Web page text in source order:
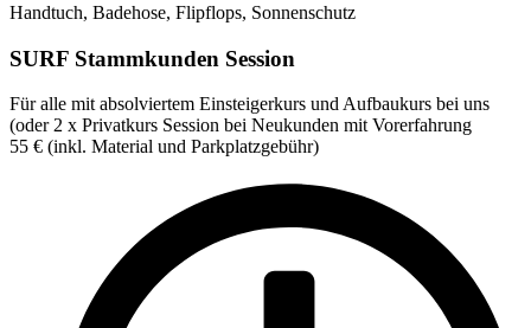
Handtuch, Badehose, Flipflops, Sonnenschutz
SURF Stammkunden Session
Für alle mit absolviertem Einsteigerkurs und Aufbaukurs bei uns
(oder 2 x Privatkurs Session bei Neukunden mit Vorerfahrung
55 € (inkl. Material und Parkplatzgebühr)